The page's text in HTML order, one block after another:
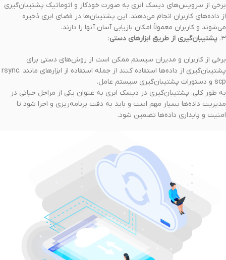
برخی از سرویس‌های دیسک ابری به صورت خودکار و اتوماتیک پشتیبان‌گیری
از داده‌های کاربران انجام می‌دهند. این پشتیبان‌ها در فضای ابری ذخیره
می‌شوند و کاربران معمولاً امکان بازیابی آسان آنها را دارند.
۳. پشتیبان‌گیری از طریق ابزارهای دستی:
برخی از کاربران و مدیران سیستم ممکن است از روش‌های دستی برای
پشتیبان‌گیری از داده‌ها استفاده کنند از جمله استفاده از ابزارهای مانند rsync،
scp و دستورات پشتیبان‌گیری سیستم عامل.
به طور کلی، پشتیبان‌گیری در دیسک ابری به عنوان یکی از مراحل حیاتی در
مدیریت داده‌ها بسیار مهم است و باید به دقت برنامه‌ریزی و اجرا شود تا
امنیت و پایداری داده‌ها تضمین شود.